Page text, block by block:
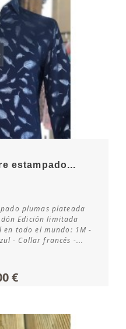
estampado...
plumas plateada
Edición limitada
en todo el mundo: 1M -
- Collar francés -...
€